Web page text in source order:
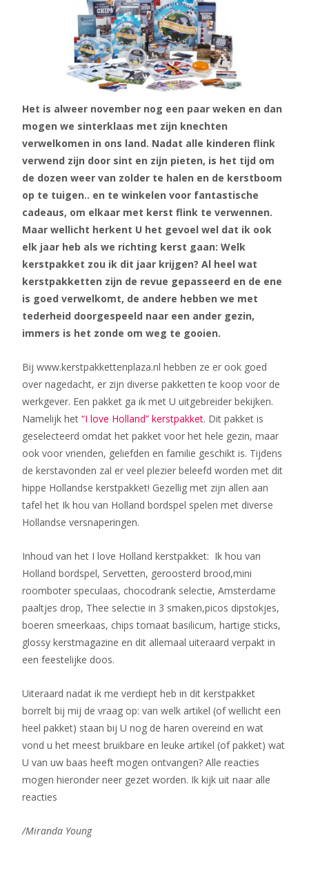
Het is alweer november nog een paar weken en dan
mogen we sinterklaas met zijn knechten
verwelkomen in ons land. Nadat alle kinderen flink
verwend zijn door sint en zijn pieten, is het tijd om
de dozen weer van zolder te halen en de kerstboom
op te tuigen.. en te winkelen voor fantastische
cadeaus, om elkaar met kerst flink te verwennen.
Maar wellicht herkent U het gevoel wel dat ik ook
elk jaar heb als we richting kerst gaan: Welk
kerstpakket zou ik dit jaar krijgen? Al heel wat
kerstpakketten zijn de revue gepasseerd en de ene
is goed verwelkomt, de andere hebben we met
tederheid doorgespeeld naar een ander gezin,
immers is het zonde om weg te gooien.
Bij www.kerstpakkettenplaza.nl hebben ze er ook goed
over nagedacht, er zijn diverse pakketten te koop voor de
werkgever. Een pakket ga ik met U uitgebreider bekijken.
Namelijk het “I love Holland” kerstpakket. Dit pakket is
geselecteerd omdat het pakket voor het hele gezin, maar
ook voor vrienden, geliefden en familie geschikt is. Tijdens
de kerstavonden zal er veel plezier beleefd worden met dit
hippe Hollandse kerstpakket! Gezellig met zijn allen aan
tafel het Ik hou van Holland bordspel spelen met diverse
Hollandse versnaperingen.
Inhoud van het I love Holland kerstpakket: ­ Ik hou van
Holland bordspel, Servetten, geroosterd brood,mini
roomboter speculaas, chocodrank selectie, Amsterdame
paaltjes drop, Thee selectie in 3 smaken,picos dipstokjes,
boeren smeerkaas, chips tomaat basilicum, hartige sticks,
glossy kerstmagazine en dit allemaal uiteraard verpakt in
een feestelijke doos.
Uiteraard nadat ik me verdiept heb in dit kerstpakket
borrelt bij mij de vraag op: van welk artikel (of wellicht een
heel pakket) staan bij U nog de haren overeind en wat
vond u het meest bruikbare en leuke artikel (of pakket) wat
U van uw baas heeft mogen ontvangen? Alle reacties
mogen hieronder neer gezet worden. Ik kijk uit naar alle
reacties
/Miranda Young